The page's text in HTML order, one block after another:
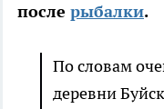
после рыбалки.
По словам
деревни